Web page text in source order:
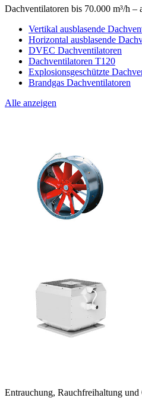
Dachventilatoren bis 70.000 m³/h –
Vertikal ausblasende
Horizontal ausblasende
DVEC Dachventilatoren
Dachventilatoren T120
Explosionsgeschützte
Brandgas Dachventilatoren
Alle anzeigen
Entrauchung, Rauchfreihaltung und